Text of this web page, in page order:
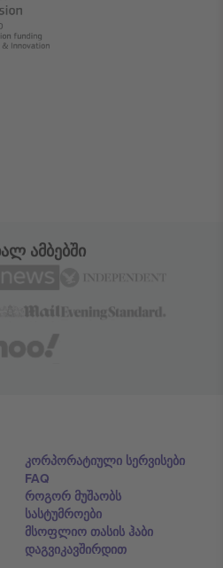
ამბებში
კორპორატიული სერვისები
FAQ
როგორ მუშაობს
სასტუმროები
მსოფლიო თასის ჰაბი
დაგვიკავშირდით